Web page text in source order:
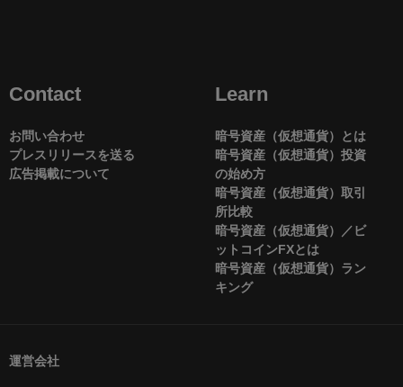
Contact
お問い合わせ
プレスリリースを送る
広告掲載について
Learn
暗号資産（仮想通貨）とは
暗号資産（仮想通貨）投資
の始め方
暗号資産（仮想通貨）取引
所比較
暗号資産（仮想通貨）／ビ
ットコインFXとは
暗号資産（仮想通貨）ラン
キング
運営会社